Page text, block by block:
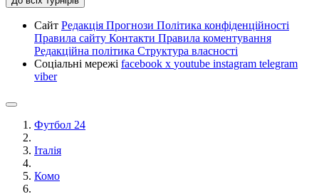
Сайт Редакція Прогнози Політика конфіденційності
Правила сайту Контакти Правила коментування
Редакційна політика Структура власності
Соціальні мережі facebook x youtube instagram telegram
viber
Футбол 24
Італія
Комо